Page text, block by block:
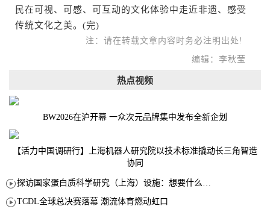
民在可视、可感、可互动的文化体验中走近非遗、感受
传统文化之美。(完)
注：请在转载文章内容时务必注明出处!
编辑：李秋莹
热点视频
BW2026在沪开幕 一众次元品牌集中发布全新企划
【活力中国调研行】上海机器人研究院以技术标准撬动长三角智造
协同
探访国家蛋白质科学研究（上海）设施：想要什么蛋白 AI直接设计合成
TCDL全球总决赛落幕 潮流体育燃动虹口